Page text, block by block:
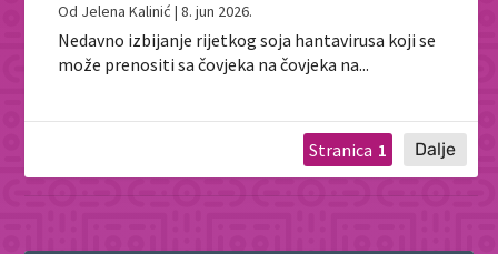
Od Jelena Kalinić |8. jun 2026.
Nedavno izbijanje rijetkog soja hantavirusa koji se
može prenositi sa čovjeka na čovjeka na...
1